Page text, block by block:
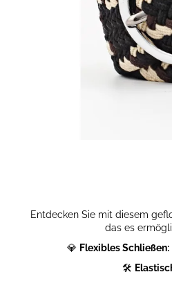
Entdecken Sie mit diesem
das es
💎 Flexibles Schließen:
🛠️
LEATHER TALL
€123,98
Ursprünglich: